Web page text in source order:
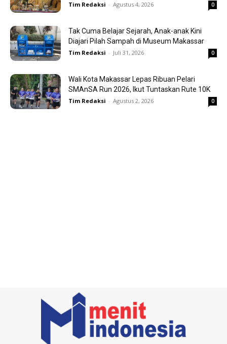
Tim Redaksi - Agustus 4, 2026 0
Tak Cuma Belajar Sejarah, Anak-anak Kini
Diajari Pilah Sampah di Museum Makassar
Tim Redaksi - Juli 31, 2026 0
Wali Kota Makassar Lepas Ribuan Pelari
SMAnSA Run 2026, Ikut Tuntaskan Rute 10K
Tim Redaksi - Agustus 2, 2026 0